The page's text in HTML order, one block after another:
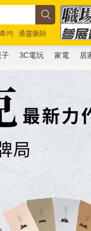
均
通靈藥師
子 3C電玩 家電 居